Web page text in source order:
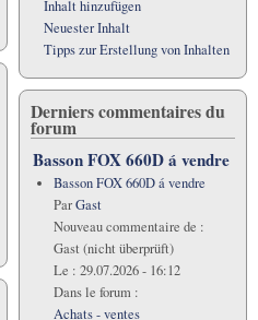
Inhalt hinzufügen
Neuester Inhalt
Tipps zur Erstellung von Inhalten
Derniers commentaires du
forum
Basson FOX 660D á vendre
Basson FOX 660D á vendre
ParGast
Nouveau commentaire de :
Gast (nicht überprüft)
Le : 29.07.2026 - 16:12
Dans le forum :
Achats - ventes